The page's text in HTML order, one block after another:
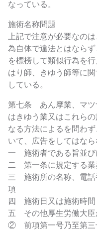
なっている。
施術名称問題
上記で注意が必要なの
為自体で違法とはなら
を標榜して類似行為を
はり師、きゆう師等に
している。
第七条 あん摩業、マツ
はきゆう業又はこれら
なる方法によるを問わ
いて、広告をしてはなら
一 施術者である旨並び
二 第一条に規定する業
三 施術所の名称、電話
項
四 施術日又は施術時間
五 その他厚生労働大臣
② 前項第一号乃至第三